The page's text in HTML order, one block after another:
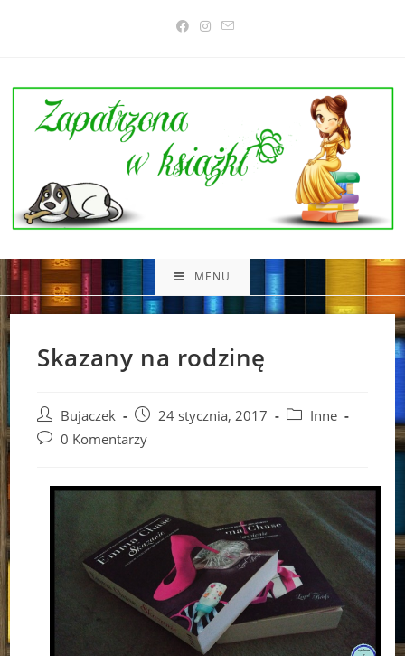
MENU
Skazany na rodzinę
Post
author:
Bujaczek
Post
published:
24 stycznia, 2017
PostInne
Post0 Komentarzy